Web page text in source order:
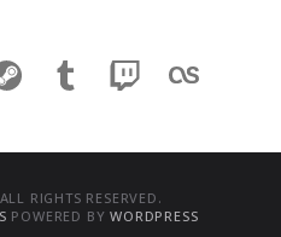
RIGHTS RESERVED.
POWERED BYWORDPRESS